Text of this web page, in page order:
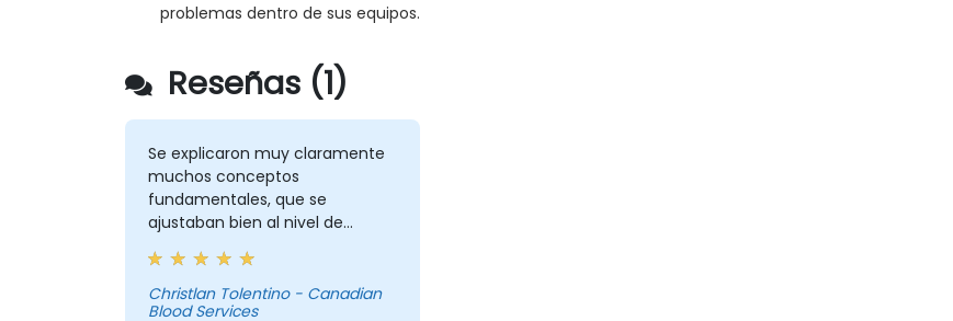
problemas dentro de sus equipos.
Reseñas (1)
Se explicaron muy claramente
muchos conceptos
fundamentales, que se
ajustaban bien al nivel de
aprendizaje del equipo. Los
ejercicios fueron muy
atractivos y creo que mi equipo
se sintió cómodo y participó
Christlan Tolentino - Canadian
Blood Services